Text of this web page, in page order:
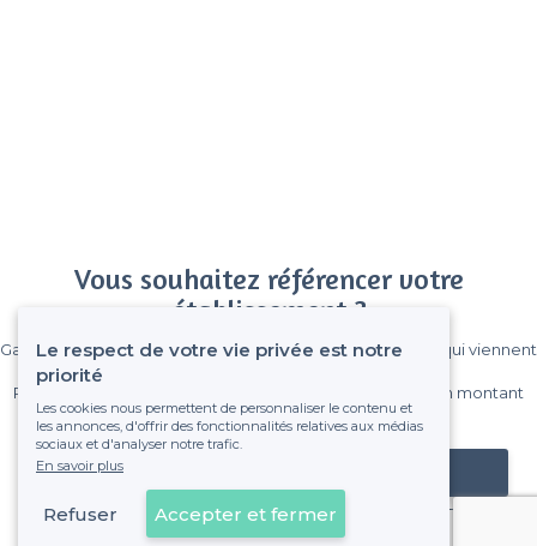
Vous souhaitez référencer votre
établissement ?
Gagnez de nombreux clients parmi le million de visiteurs qui viennent
Pas de commissions et sans engagement, vous payez un montant
fixe sans risque de voir déraper la facture.
Référencer mon établissement
Déjà client
Le respect de votre vie privée est notre
priorité
Les cookies nous permettent de personnaliser le contenu et
les annonces, d'offrir des fonctionnalités relatives aux médias
sociaux et d'analyser notre trafic.
En savoir plus
Refuser Accepter et fermer